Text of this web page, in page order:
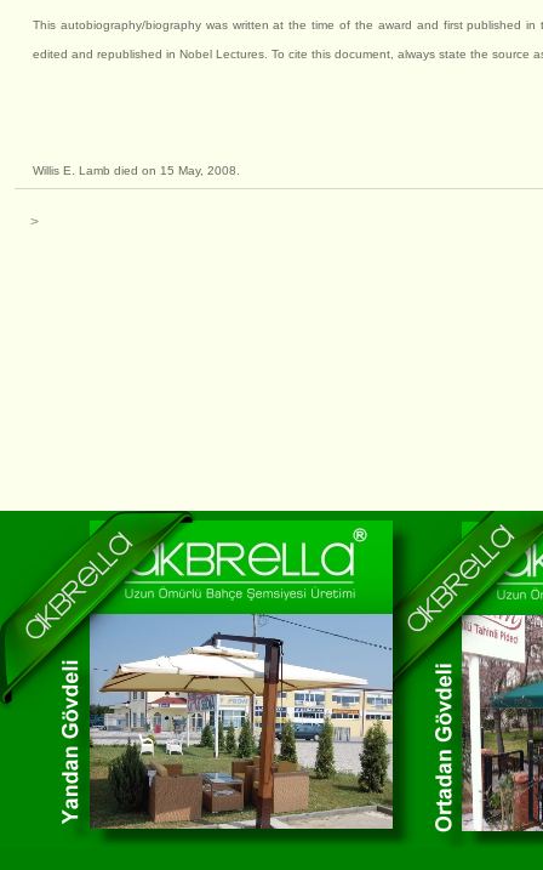
This autobiography/biography was written at the time of the award and first published
edited and republished in Nobel Lectures. To cite this document, always state the source
Willis E. Lamb died on 15 May, 2008.
>